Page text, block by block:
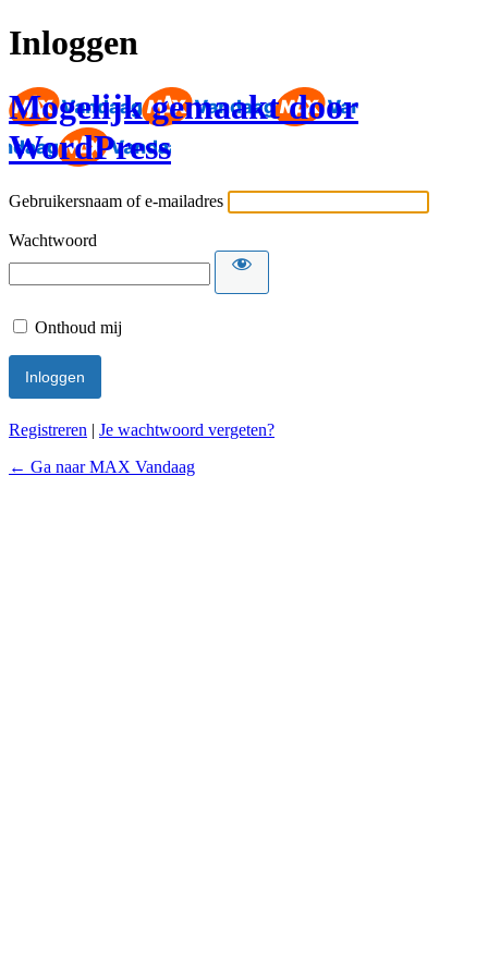
Inloggen
Mogelijk gemaakt door
WordPress
Gebruikersnaam of e-mailadres
Wachtwoord
Onthoud mij
Registreren | Je wachtwoord vergeten?
← Ga naar MAX Vandaag